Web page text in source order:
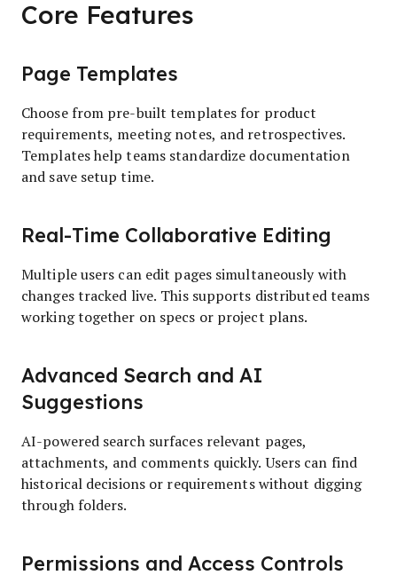
Core Features
Page Templates
Choose from pre-built templates for product
requirements, meeting notes, and retrospectives.
Templates help teams standardize documentation
and save setup time.
Real-Time Collaborative Editing
Multiple users can edit pages simultaneously with
changes tracked live. This supports distributed teams
working together on specs or project plans.
Advanced Search and AI
Suggestions
AI-powered search surfaces relevant pages,
attachments, and comments quickly. Users can find
historical decisions or requirements without digging
through folders.
Permissions and Access Controls